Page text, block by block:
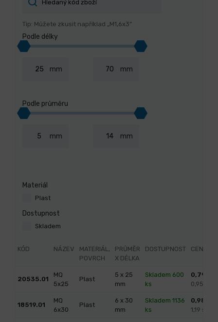
Tip: Můžete zkusit například „M1,6x3“
Podle délky
mm mm
Podle průměru
mm mm
Materiál
Plast
Dostupnost
Skladem
KÓD NÁZEV
MATERIÁL,
POVRCH
PRŮMĚR
X DÉLKA
DOSTUPNOST CENA
20535.01
MQ
5x25
Plast
5 x 25
mm
Skladem 600
ks
0,79
0,95 s
18519.01
MQ
6x30
Plast
6 x 30
mm
Skladem 1136
ks
0,98
1,19 s